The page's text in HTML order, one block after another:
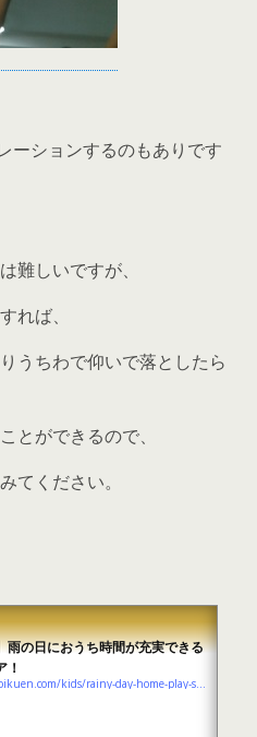
ーションするのもありです
難しいですが、
れば、
うちわで仰いで落としたら
とができるので、
てください。
雨の日におうち時間が充実できる
https://www.teradahoikuen.com/kids/rainy-day-home-play-summary